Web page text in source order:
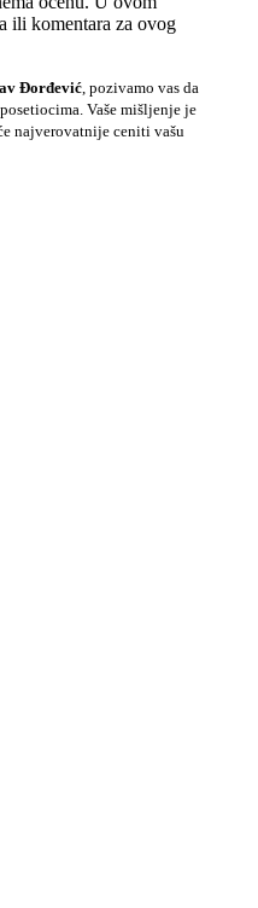
ili komentara za ovog
Đorđević , pozivamo vas da
Vaše mišljenje je
najverovatnije ceniti vašu